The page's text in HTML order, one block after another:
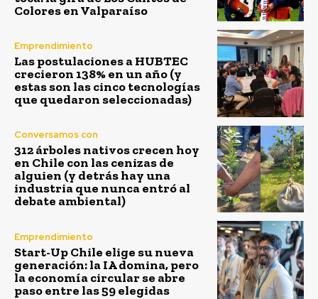
Colores en Valparaíso
Emprendimiento
Las postulaciones a HUBTEC
crecieron 138% en un año (y
estas son las cinco tecnologías
que quedaron seleccionadas)
Conversamos con
312 árboles nativos crecen hoy
en Chile con las cenizas de
alguien (y detrás hay una
industria que nunca entró al
debate ambiental)
Emprendimiento
Start-Up Chile elige su nueva
generación: la IA domina, pero
la economía circular se abre
paso entre las 59 elegidas